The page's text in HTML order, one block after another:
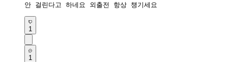
안 걸린다고 하네요 외출전 항상 챙기세요
1
1